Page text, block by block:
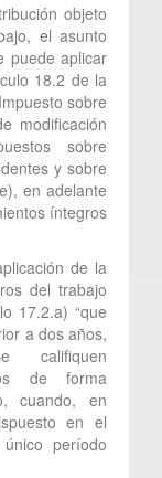
objeto
el asunto
puede aplicar
18.2 de la
sobre
modificación
sobre
y sobre
en adelante
íntegros
de la
del trabajo
17.2.a) “que
a dos años,
de forma
cuando, en
en el
período